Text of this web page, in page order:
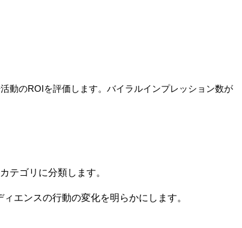
動のROIを評価します。バイラルインプレッション数が
テゴリに分類します。
エンスの行動の変化を明らかにします。